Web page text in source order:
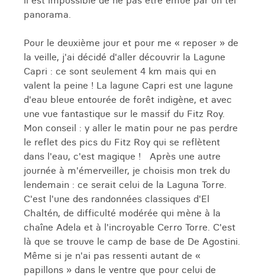
panorama.
Pour le deuxième jour et pour me « reposer » de
la veille, j'ai décidé d'aller découvrir la Lagune
Capri : ce sont seulement 4 km mais qui en
valent la peine ! La lagune Capri est une lagune
d'eau bleue entourée de forêt indigène, et avec
une vue fantastique sur le massif du Fitz Roy.
Mon conseil : y aller le matin pour ne pas perdre
le reflet des pics du Fitz Roy qui se reflètent
dans l'eau, c'est magique ! Après une autre
journée à m'émerveiller, je choisis mon trek du
lendemain : ce serait celui de la Laguna Torre.
C'est l'une des randonnées classiques d'El
Chaltén, de difficulté modérée qui mène à la
chaîne Adela et à l'incroyable Cerro Torre. C'est
là que se trouve le camp de base de De Agostini.
Même si je n'ai pas ressenti autant de «
papillons » dans le ventre que pour celui de